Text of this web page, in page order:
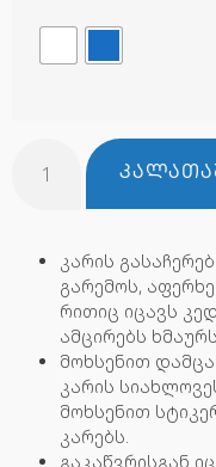
კარის
გარემოს,
რითიც იცავს
ამცირებს ხმაურს.
მოხსენით
კარის
მოხსენით
კარებს.
გაკაწვრისგან